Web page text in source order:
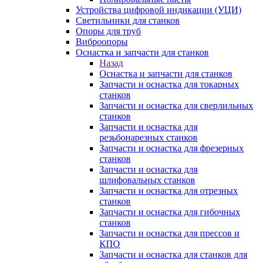
Устройства цифровой индикации (УЦИ)
Светильники для станков
Опоры для труб
Виброопоры
Оснастка и запчасти для станков
Назад
Оснастка и запчасти для станков
Запчасти и оснастка для токарных
станков
Запчасти и оснастка для сверлильных
станков
Запчасти и оснастка для
резьбонарезных станков
Запчасти и оснастка для фрезерных
станков
Запчасти и оснастка для
шлифовальных станков
Запчасти и оснастка для отрезных
станков
Запчасти и оснастка для гибочных
станков
Запчасти и оснастка для прессов и
КПО
Запчасти и оснастка для станков для